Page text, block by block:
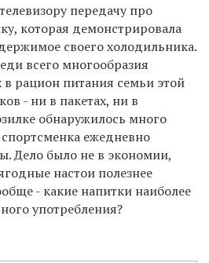
передачу про
которая демонстрировала
своего холодильника.
всего многообразия
рацион питания семьи этой
- ни в пакетах, ни в
обнаружилось много
ежедневно
Дело было не в экономии,
настои полезнее
- какие напитки наиболее
употребления?